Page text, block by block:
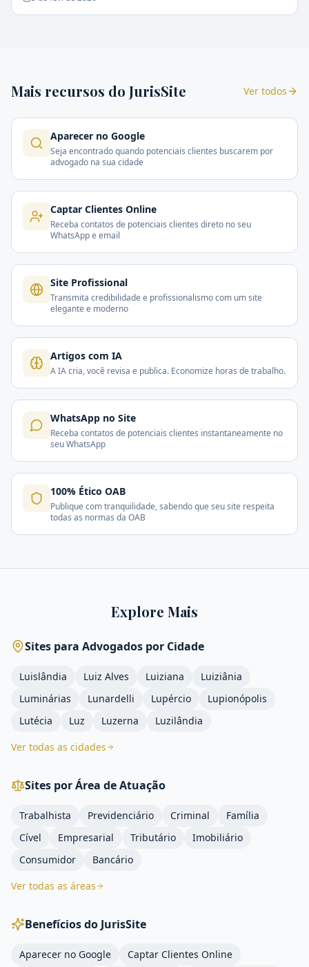
Mais recursos do JurisSite Ver todos
Aparecer no Google
Seja encontrado quando potenciais clientes buscarem por
advogado na sua cidade
Captar Clientes Online
Receba contatos de potenciais clientes direto no seu
WhatsApp e email
Site Profissional
Transmita credibilidade e profissionalismo com um site
elegante e moderno
Artigos com IA
A IA cria, você revisa e publica. Economize horas de trabalho.
WhatsApp no Site
Receba contatos de potenciais clientes instantaneamente no
seu WhatsApp
100% Ético OAB
Publique com tranquilidade, sabendo que seu site respeita
todas as normas da OAB
Explore Mais
Sites para Advogados por Cidade
Luislândia Luiz Alves Luiziana
Luiziânia
Luminárias
Lunardelli Lupércio
Lupionópolis
Lutécia
Luz Luzerna
Luzilândia
Ver todas as cidades
Sites por Área de Atuação
Trabalhista Previdenciário Criminal
Família
Cível
Empresarial Tributário
Imobiliário
Consumidor
Bancário
Ver todas as áreas
Benefícios do JurisSite
Aparecer no Google
Captar Clientes Online